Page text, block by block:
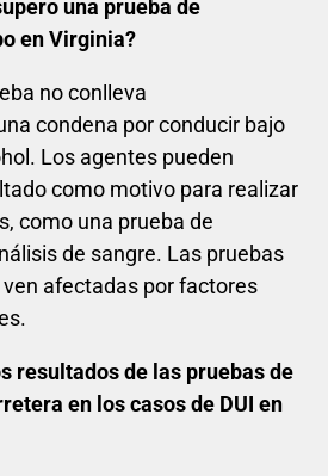
una prueba de
en Virginia?
no conlleva
condena por conducir bajo
Los agentes pueden
como motivo para realizar
como una prueba de
de sangre. Las pruebas
afectadas por factores
resultados de las pruebas de
en los casos de DUI en